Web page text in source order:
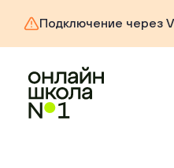
Подключение через